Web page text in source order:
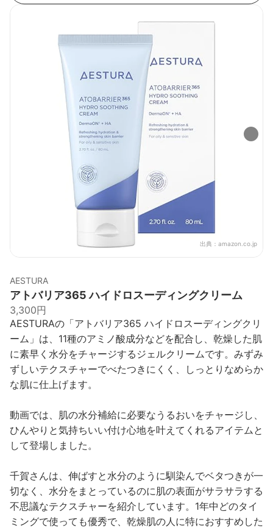
出典： amazon.co.jp
AESTURA
アトバリア365 ハイドロスーディングクリーム
3,300円
AESTURAの「アトバリア365 ハイドロスーディングクリ
ーム」は、11種のアミノ酸成分などを配合し、乾燥した肌
に素早く水分をチャージするジェルクリームです。みずみ
ずしいテクスチャーでべたつきにくく、しっとりなめらか
な肌に仕上げます。
動画では、肌の水分補給に必要なうるおいをチャージし、
ひんやりと気持ちいい付け心地を叶えてくれるアイテムと
して登場しました。
千賀さんは、伸ばすと水分のように馴染んでベタつきが一
切なく、水分をまとっているのに肌の表面がサラサラする
不思議なテクスチャーを紹介しています。1年中どのタイ
ミングで使っても優秀で、乾燥肌の人に特におすすめした